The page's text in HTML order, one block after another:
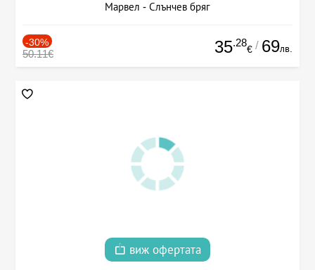
Марвел - Слънчев бряг
-30%
50.11€ 35.28
€ / 69лв.
виж офертата